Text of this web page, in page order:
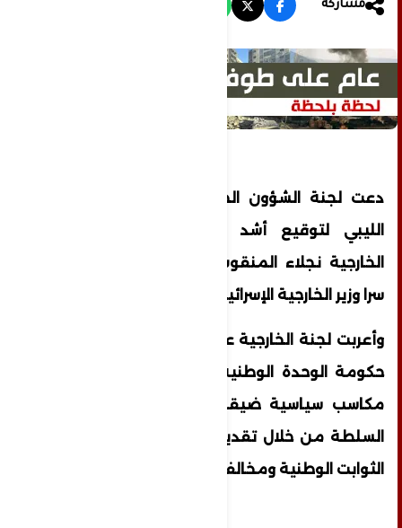
مشاركة
دعت لجنة الشؤون الخارجية بمجلس النواب
الليبي لتوقيع أشد العقوبات على وزيرة
الخارجية نجلاء المنقوش على خلفية لقائها
سرا وزير الخارجية الإسرائيلي إيلي كوهين.
وأعربت لجنة الخارجية عن استهجانها لتصرفات
حكومة الوحدة الوطنية "التي تهدف لتحقيق
مكاسب سياسية ضيقة من أجل البقاء في
السلطة من خلال تقديم التنازلات على حساب
الثوابت الوطنية ومخالفة القوانين الليبية".